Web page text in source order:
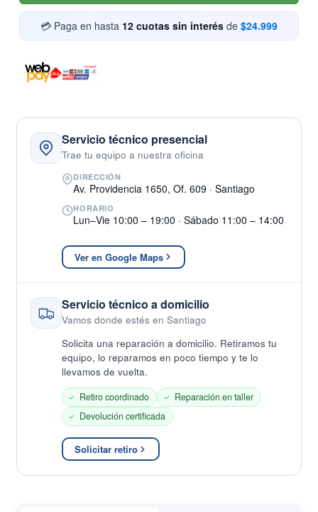
💳 Paga en hasta 12 cuotas sin interés de $24.999
Servicio técnico presencial
Trae tu equipo a nuestra oficina
DIRECCIÓN
Av. Providencia 1650, Of. 609 · Santiago
HORARIO
Lun–Vie 10:00 – 19:00 · Sábado 11:00 – 14:00
Ver en Google Maps
Servicio técnico a domicilio
Vamos donde estés en Santiago
Solicita una reparación a domicilio. Retiramos tu
equipo, lo reparamos en poco tiempo y te lo
llevamos de vuelta.
Retiro coordinado
Reparación en taller
Devolución certificada
Solicitar retiro